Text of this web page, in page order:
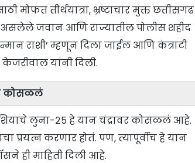
मोफत तीर्थयात्रा, भ्रष्टाचार मुक्त छत्तीसगढ
असलेले जवान आणि राज्यातील पोलीस शहीद
राशी’ म्हणून दिला जाईल आणि कंत्राटी
यांनी दिली.
कोसळलं
लुना-२५ हे यान चंद्रावर कोसळलं आहे.
करणार होतं. पण, त्यापूर्वीच हे यान
ही माहिती दिली आहे.